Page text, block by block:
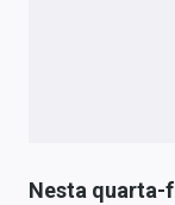
Tecnologia
Nesta quarta-